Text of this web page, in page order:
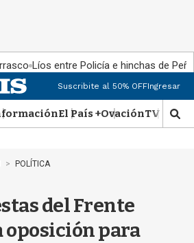
Líos entre Policía e hinchas de
Suscribite al 50% OFFIngresar
El País +OvaciónTV Show
M
o
POLÍTICA
del Frente
oposición para